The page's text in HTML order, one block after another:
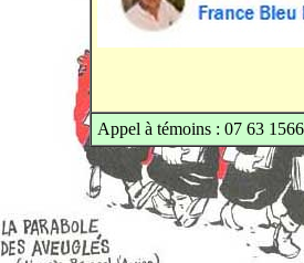
Appel à témoins : 07 63